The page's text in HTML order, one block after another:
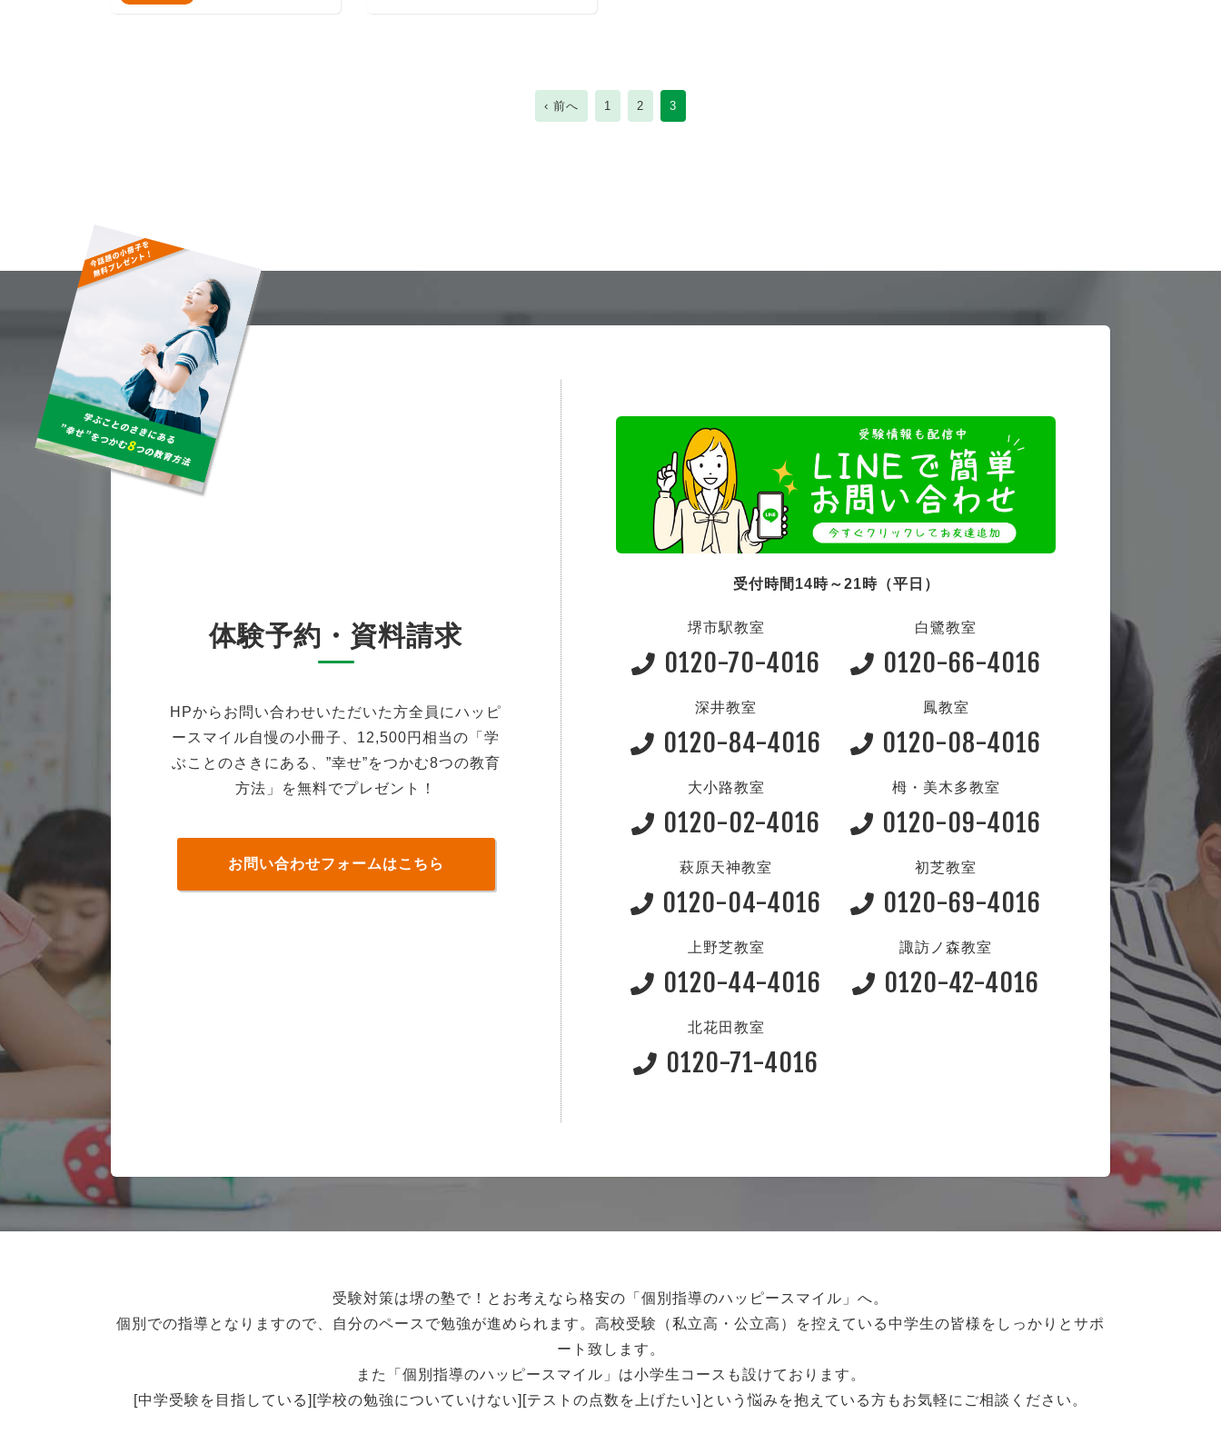
‹ 前へ 1 2 3
体験予約・資料請求
HPからお問い合わせいただいた方全員にハッピ
ースマイル自慢の小冊子、12,500円相当の「学
ぶことのさきにある、”幸せ”をつかむ8つの教育
方法」を無料でプレゼント！
お問い合わせフォームはこちら
受付時間14時～21時（平日）
堺市駅教室
0120-70-4016
白鷺教室
0120-66-4016
深井教室
0120-84-4016
鳳教室
0120-08-4016
大小路教室
0120-02-4016
栂・美木多教室
0120-09-4016
萩原天神教室
0120-04-4016
初芝教室
0120-69-4016
上野芝教室
0120-44-4016
諏訪ノ森教室
0120-42-4016
北花田教室
0120-71-4016
受験対策は堺の塾で！ とお考えなら格安の「個別指導のハッピースマイル」へ。
個別での指導となりますので、自分のペースで勉強が進められます。 高校受験（私立高・公立高）を控えている 中学生の皆様をしっかりとサポ
ート致します。
また「個別指導のハッピースマイル」は小学生コースも設けております。
[中学受験を目指している][学校の勉強についていけない][テストの点数を上げたい]という悩みを抱えている方もお気軽にご相談ください。